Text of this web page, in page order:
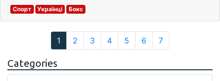
Спорт Українці Бокс
1 2 3 4 5 6 7
Categories